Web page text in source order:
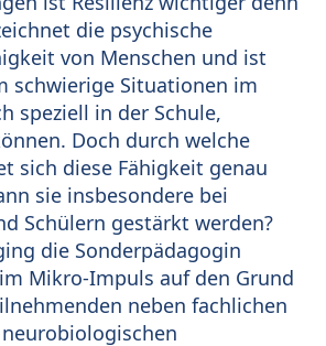
die psychische
von Menschen und ist
schwierige Situationen im
speziell in der Schule,
Doch durch welche
sich diese Fähigkeit genau
sie insbesondere bei
Schülern gestärkt werden?
die Sonderpädagogin
Mikro-Impuls auf den Grund
neben fachlichen